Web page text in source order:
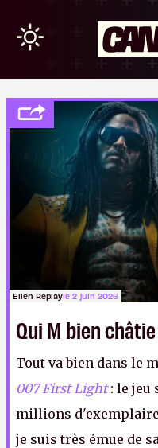
Ellen Replayle 2 juin 2026
Qui M bien
Tout va bien dans le
007 First Light: le jeu
millions
je suis très émue de